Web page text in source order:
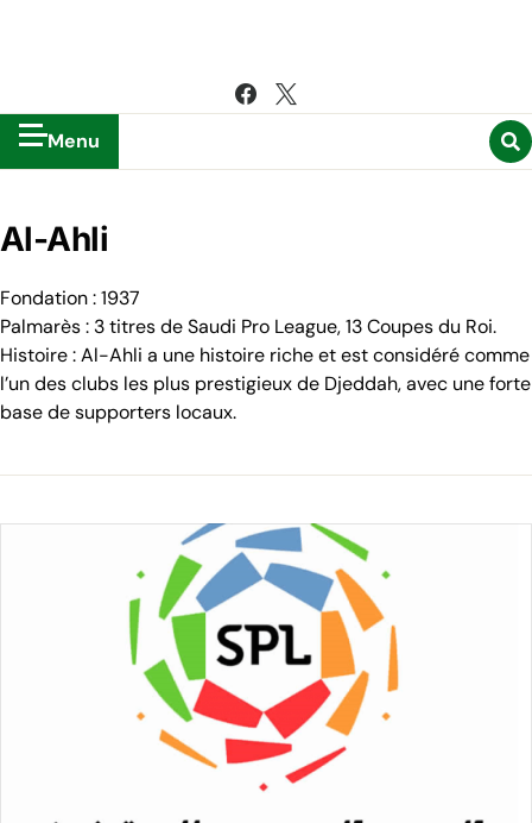
Menu
Al-Ahli
Fondation : 1937
Palmarès : 3 titres de Saudi Pro League, 13 Coupes du Roi.
Histoire : Al-Ahli a une histoire riche et est considéré comme
l’un des clubs les plus prestigieux de Djeddah, avec une forte
base de supporters locaux.